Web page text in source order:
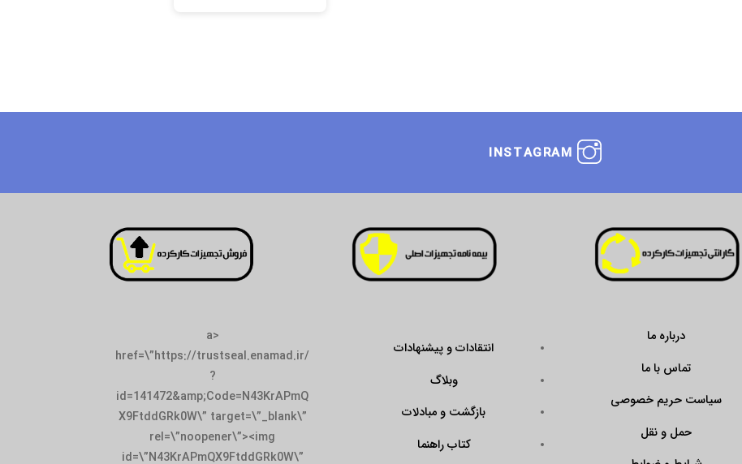
INSTAGRAM
درباره ما
تماس با ما
سیاست حریم خصوصی
حمل و نقل
انتقادات و پیشنهادات
وبلاگ
بازگشت و مبادلات
کتاب راهنما
<a
href=\”https://trustseal.enamad.ir/
?
id=141472&amp;Code=N43KrAPmQ
X9FtddGRk0W\” target=\”_blank\”
rel=\”noopener\”><img
id=\”N43KrAPmQX9FtddGRk0W\”